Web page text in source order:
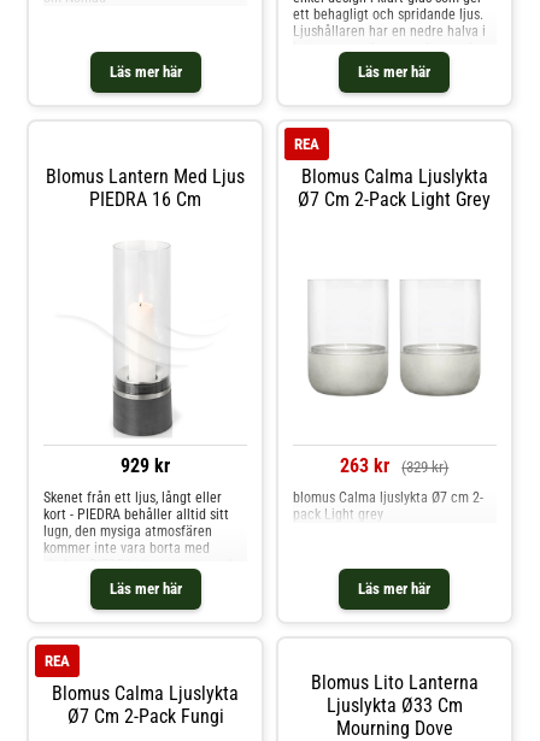
Läs mer här Läs mer här
ett behagligt och spridande ljus.
Ljushållaren har en nedre halva i
harmonisk känsla. Om ljushållaren
från Blomus- För alla hem och
stilar.- Ljushållaren kommer i 2
utseende. Skötselråd för
ljushållaren- Handdisk
rekommenderas. Shoppa
Ljuslyktor och mer Ljusstakar &
Ljuslyktor hos Royal Design.
Blomus Lantern Med Ljus
PIEDRA 16 Cm
929 kr
Läs mer här
Skenet från ett ljus, långt eller
kort - PIEDRA behåller alltid sitt
lugn, den mysiga atmosfären
kommer inte vara borta med
vinden. PIEDRA skapa en ren och
elegant atmosfär och lyser upp
din terrass i slutet av dagen.
PIEDRA kan också passa väldigt
en 'platta' gjord
Blomus Calma Ljuslykta
Ø7 Cm 2-Pack Light Grey
REA
263 kr (329 kr)
Läs mer här
blomus Calma ljuslykta Ø7 cm 2-
pack Light grey
Blomus Calma Ljuslykta
Ø7 Cm 2-Pack Fungi
REA
Blomus Lito Lanterna
Ljuslykta Ø33 Cm
Mourning Dove